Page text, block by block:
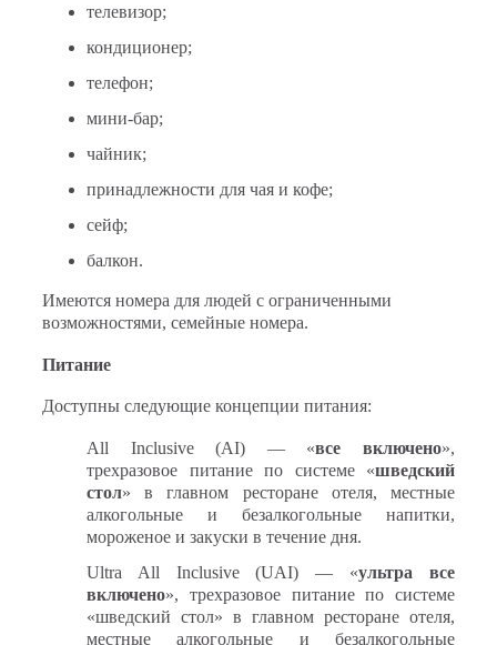
телевизор;
кондиционер;
телефон;
мини-бар;
чайник;
принадлежности для чая и кофе;
сейф;
балкон.
Имеются номера для людей с ограниченными
возможностями, семейные номера.
Питание
Доступны следующие концепции питания:
All Inclusive (AI) — «все включено»,
трехразовое питание по системе «шведский
стол» в главном ресторане отеля, местные
алкогольные и безалкогольные напитки,
мороженое и закуски в течение дня.
Ultra All Inclusive (UAI) — «ультра все
включено», трехразовое питание по системе
«шведский стол» в главном ресторане отеля,
местные алкогольные и безалкогольные